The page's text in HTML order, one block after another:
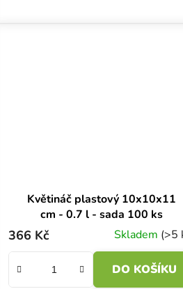
Květináč plastový 10x10x11
cm - 0.7 l - sada 100 ks
Skladem (>5
366 Kč
DO KOŠÍKU